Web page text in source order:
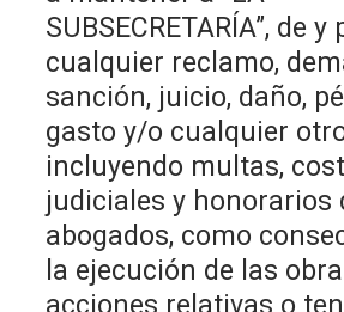
SUBSECRETARÍA”, de y
cualquier reclamo,
sanción, juicio, daño,
gasto y/o cualquier
incluyendo multas,
judiciales y honorarios
abogados, como
la ejecución de las
acciones relativas o